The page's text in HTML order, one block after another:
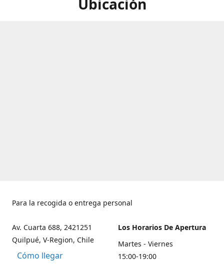
Ubicación
Para la recogida o entrega personal
Av. Cuarta 688, 2421251
Quilpué, V-Region, Chile
Cómo llegar
Los Horarios De Apertura
Martes - Viernes
15:00-19:00